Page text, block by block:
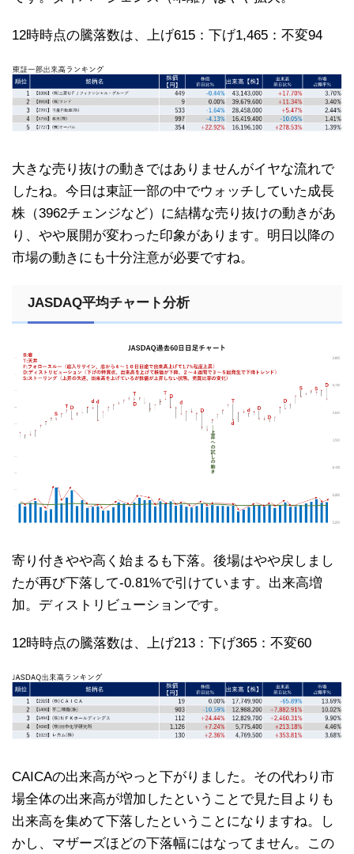
12時時点の騰落数は、上げ615：下げ1,465：不変94
大きな売り抜けの動きではありませんがイヤな流れで
したね。今日は東証一部の中でウォッチしていた成長
株（3962チェンジなど）に結構な売り抜けの動きがあ
り、やや展開が変わった印象があります。明日以降の
市場の動きにも十分注意が必要ですね。
JASDAQ平均チャート分析
寄り付きやや高く始まるも下落。後場はやや戻しまし
たが再び下落して-0.81%で引けています。出来高増
加。ディストリビューションです。
12時時点の騰落数は、上げ213：下げ365：不変60
CAICAの出来高がやっと下がりました。その代わり市
場全体の出来高が増加したということで見た目よりも
出来高を集めて下落したということになりますね。し
かし、マザーズほどの下落幅にはなってません。この